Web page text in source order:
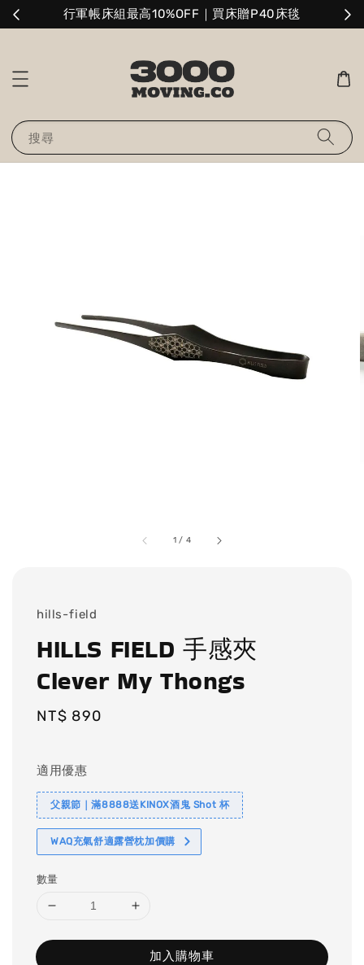
行軍帳床組最高10%OFF｜買床贈P40床毯
搜尋
1 / 4
hills-field
HILLS FIELD 手感夾
Clever My Thongs
Regular
NT$ 890
適用優惠
父親節｜滿8888送KINOX酒鬼 Shot 杯
WAQ充氣舒適露營枕加價購
數量
加入購物車